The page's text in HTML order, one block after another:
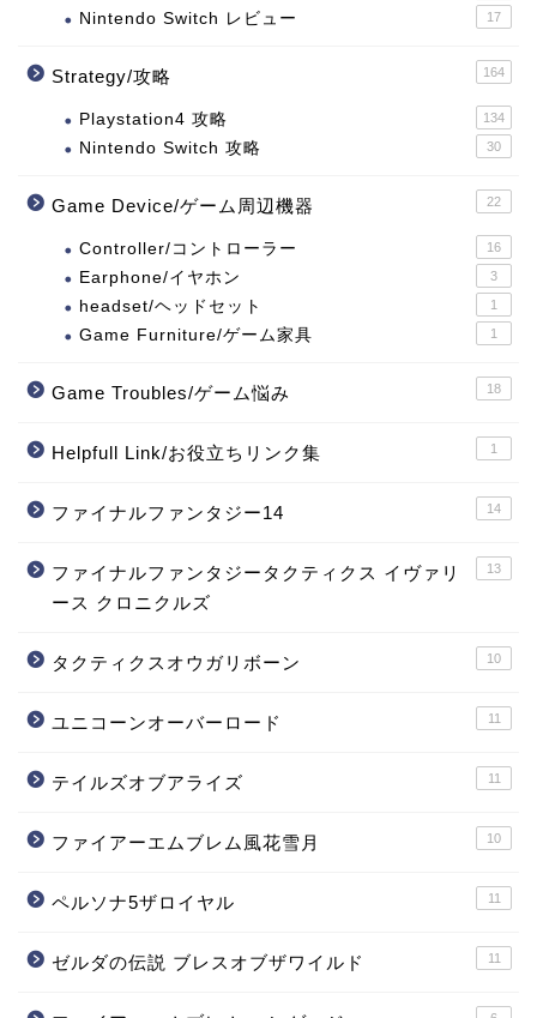
Nintendo Switch レビュー 17
Strategy/攻略 164
Playstation4 攻略 134
Nintendo Switch 攻略 30
Game Device/ゲーム周辺機器 22
Controller/コントローラー 16
Earphone/イヤホン 3
headset/ヘッドセット 1
Game Furniture/ゲーム家具 1
Game Troubles/ゲーム悩み 18
Helpfull Link/お役立ちリンク集 1
ファイナルファンタジー14 14
ファイナルファンタジータクティクス イヴァリ
ース クロニクルズ
13
タクティクスオウガリボーン 10
ユニコーンオーバーロード 11
テイルズオブアライズ 11
ファイアーエムブレム風花雪月 10
ペルソナ5ザロイヤル 11
ゼルダの伝説 ブレスオブザワイルド 11